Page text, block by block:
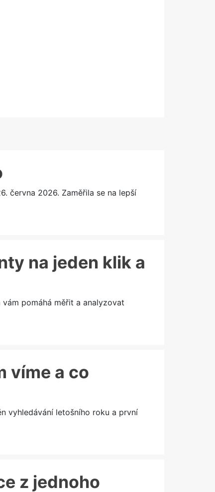
června 2026. Zaměřila se na lepší
na jeden klik a
pomáhá měřit a analyzovat
víme a co
vyhledávání letošního roku a první
z jednoho